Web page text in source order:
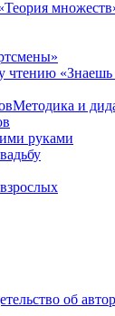
чтению «Знаешь
Методика и
руками
об